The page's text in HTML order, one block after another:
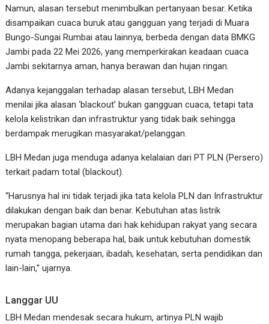
Namun, alasan tersebut menimbulkan pertanyaan besar. Ketika
disampaikan cuaca buruk atau gangguan yang terjadi di Muara
Bungo-Sungai Rumbai atau lainnya, berbeda dengan data BMKG
Jambi pada 22 Mei 2026, yang memperkirakan keadaan cuaca
Jambi sekitarnya aman, hanya berawan dan hujan ringan.
Adanya kejanggalan terhadap alasan tersebut, LBH Medan
menilai jika alasan ‘blackout’ bukan gangguan cuaca, tetapi tata
kelola kelistrikan dan infrastruktur yang tidak baik sehingga
berdampak merugikan masyarakat/pelanggan.
LBH Medan juga menduga adanya kelalaian dari PT PLN (Persero)
terkait padam total (blackout).
“Harusnya hal ini tidak terjadi jika tata kelola PLN dan Infrastruktur
dilakukan dengan baik dan benar. Kebutuhan atas listrik
merupakan bagian utama dari hak kehidupan rakyat yang secara
nyata menopang beberapa hal, baik untuk kebutuhan domestik
rumah tangga, pekerjaan, ibadah, kesehatan, serta pendidikan dan
lain-lain,” ujarnya.
Langgar UU
LBH Medan mendesak secara hukum, artinya PLN wajib